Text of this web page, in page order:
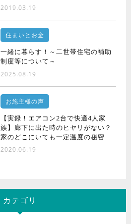
2019.03.19
住まいとお金
一緒に暮らす！～二世帯住宅の補助
制度等について～
2025.08.19
お施主様の声
【実録！エアコン2台で快適4人家
族】廊下に出た時のヒヤリがない？
家のどこにいても一定温度の秘密
2020.06.19
カテゴリ